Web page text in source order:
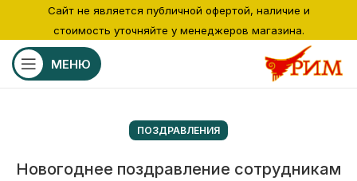
МЕНЮ
ПОЗДРАВЛЕНИЯ
Новогоднее поздравление сотрудникам
Сайт не является публичной офертой, наличие и
стоимость уточняйте у менеджеров магазина.